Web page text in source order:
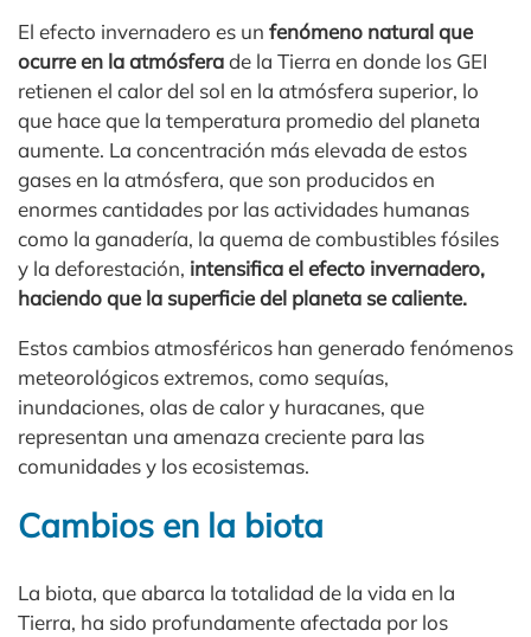
El efecto invernadero es un fenómeno natural que
ocurre en la atmósferade la Tierra en donde los GEI
retienen el calor del sol en la atmósfera superior, lo
que hace que la temperatura promedio del planeta
aumente. La concentración más elevada de estos
gases en la atmósfera, que son producidos en
enormes cantidades por las actividades humanas
como la ganadería, la quema de combustibles fósiles
y la deforestación, intensifica el efecto invernadero,
haciendo que la superficie del planeta se caliente.
Estos cambios atmosféricos han generado fenómenos
meteorológicos extremos, como sequías,
inundaciones, olas de calor y huracanes, que
representan una amenaza creciente para las
comunidades y los ecosistemas.
Cambios en la biota
La biota, que abarca la totalidad de la vida en la
Tierra, ha sido profundamente afectada por los